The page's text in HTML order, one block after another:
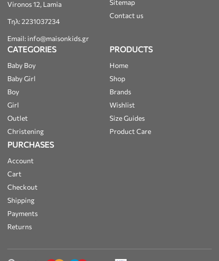
Vironos 12, Lamia
Τηλ: 2231037234
Email: info@maisonkids.gr
Sitemap
Contact us
CATEGORIES
Baby Boy
Baby Girl
Boy
Girl
Outlet
Christening
PRODUCTS
Home
Shop
Brands
Wishlist
Size Guides
Product Care
PURCHASES
Account
Cart
Checkout
Shipping
Payments
Returns